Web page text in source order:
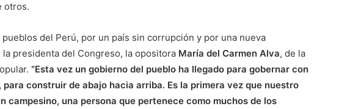
otros.
del Perú, por un país sin corrupción y por una nueva
la presidenta del Congreso, la opositora María del Carmen Alva, de la
“Esta vez un gobierno del pueblo ha llegado para gobernar con
para construir de abajo hacia arriba. Es la primera vez que nuestro
campesino, una persona que pertenece como muchos de los